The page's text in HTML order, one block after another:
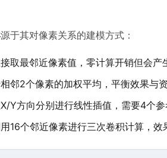
源于其对像素关系的建模方式：
接取最邻近像素值，零计算开销但会产
相邻2个像素的加权平均，平衡效果与
X/Y方向分别进行线性插值，需要4个
用16个邻近像素进行三次卷积计算，效